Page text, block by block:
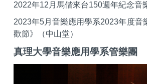
2022年12月馬偕來台150週年紀念音
2023年5月音樂應用學系2023年度音
歡節》（中山堂）
真理大學音樂應用學系管樂團